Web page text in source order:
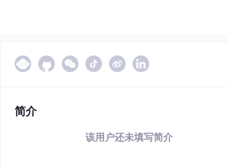
简介
该用户还未填写简介